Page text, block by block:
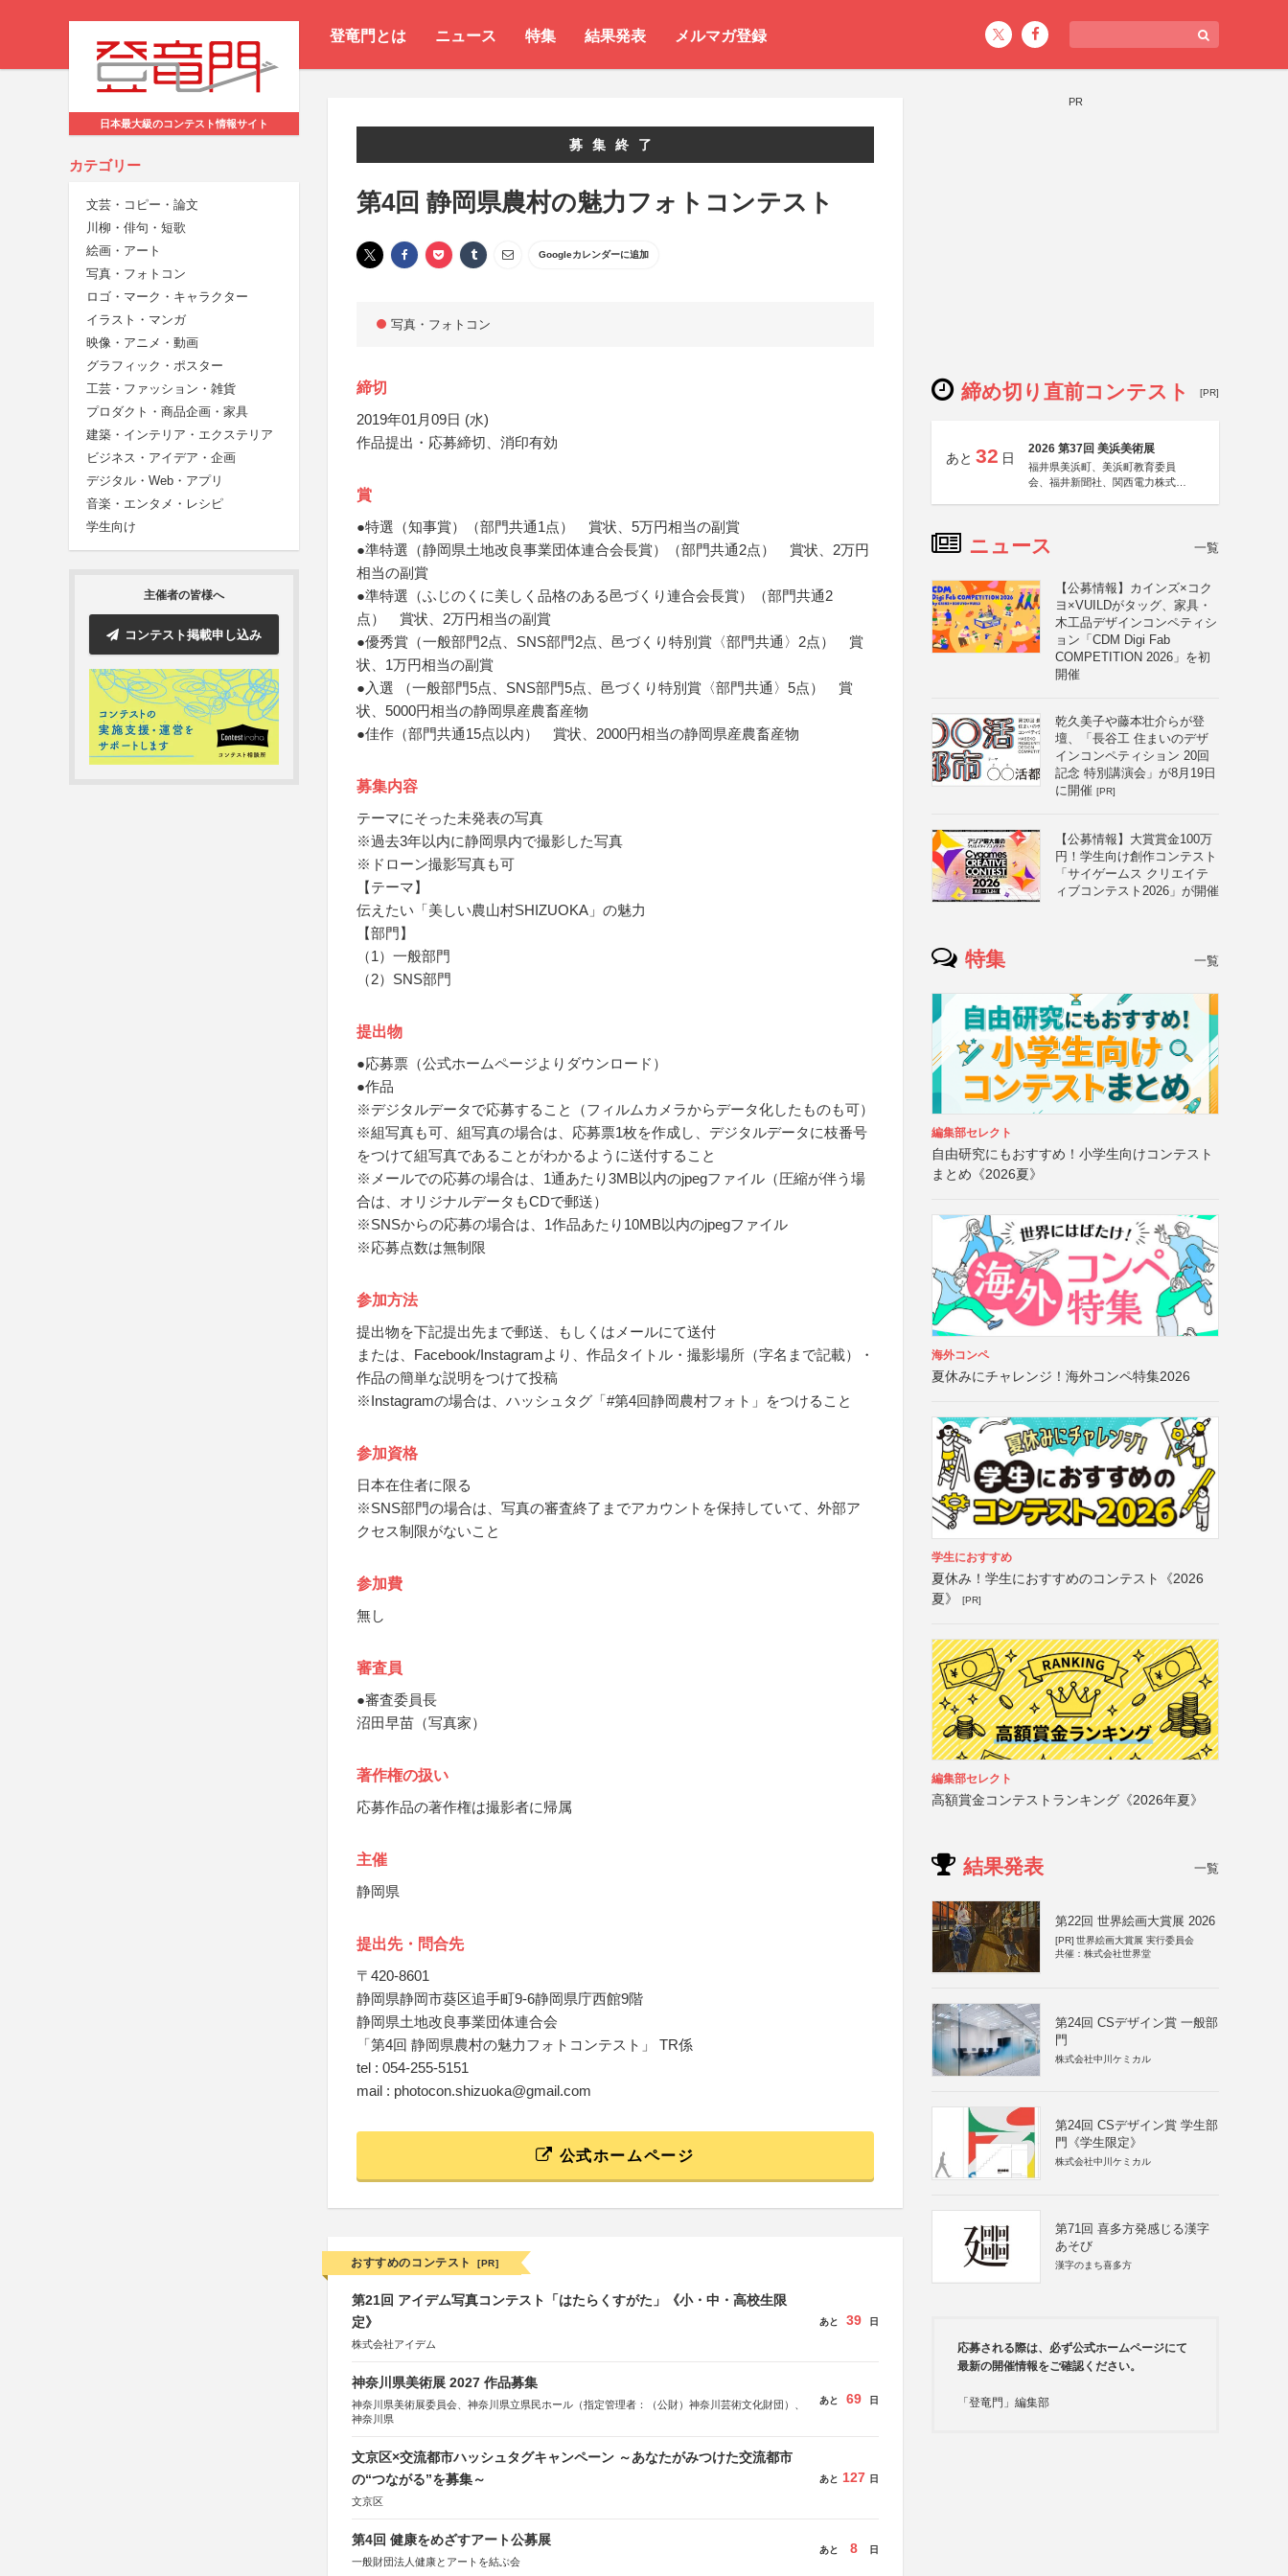
登竜門とは ニュース 特集 結果発表 メルマガ登録
日本最大級のコンテスト情報サイト
カテゴリー
文芸・コピー・論文
川柳・俳句・短歌
絵画・アート
写真・フォトコン
ロゴ・マーク・キャラクター
イラスト・マンガ
映像・アニメ・動画
グラフィック・ポスター
工芸・ファッション・雑貨
プロダクト・商品企画・家具
建築・インテリア・エクステリア
ビジネス・アイデア・企画
デジタル・Web・アプリ
音楽・エンタメ・レシピ
学生向け
主催者の皆様へ
コンテスト掲載申し込み
募集終了
第4回 静岡県農村の魅力フォトコンテスト
Googleカレンダーに追加
写真・フォトコン
締切
2019年01月09日 (水)
作品提出・応募締切、消印有効
賞
●特選（知事賞）（部門共通1点） 賞状、5万円相当の副賞
●準特選（静岡県土地改良事業団体連合会長賞）（部門共通2点） 賞状、2万円
相当の副賞
●準特選（ふじのくに美しく品格のある邑づくり連合会長賞）（部門共通2
点） 賞状、2万円相当の副賞
●優秀賞（一般部門2点、SNS部門2点、邑づくり特別賞〈部門共通〉2点） 賞
状、1万円相当の副賞
●入選 （一般部門5点、SNS部門5点、邑づくり特別賞〈部門共通〉5点） 賞
状、5000円相当の静岡県産農畜産物
●佳作（部門共通15点以内） 賞状、2000円相当の静岡県産農畜産物
募集内容
テーマにそった未発表の写真
※過去3年以内に静岡県内で撮影した写真
※ドローン撮影写真も可
【テーマ】
伝えたい「美しい農山村SHIZUOKA」の魅力
【部門】
（1）一般部門
（2）SNS部門
提出物
●応募票（公式ホームページよりダウンロード）
●作品
※デジタルデータで応募すること（フィルムカメラからデータ化したものも可）
※組写真も可、組写真の場合は、応募票1枚を作成し、デジタルデータに枝番号
をつけて組写真であることがわかるように送付すること
※メールでの応募の場合は、1通あたり3MB以内のjpegファイル（圧縮が伴う場
合は、オリジナルデータもCDで郵送）
※SNSからの応募の場合は、1作品あたり10MB以内のjpegファイル
※応募点数は無制限
参加方法
提出物を下記提出先まで郵送、もしくはメールにて送付
または、Facebook/Instagramより、作品タイトル・撮影場所（字名まで記載）・
作品の簡単な説明をつけて投稿
※Instagramの場合は、ハッシュタグ「#第4回静岡農村フォト」をつけること
参加資格
日本在住者に限る
※SNS部門の場合は、写真の審査終了までアカウントを保持していて、外部ア
クセス制限がないこと
参加費
無し
審査員
●審査委員長
沼田早苗（写真家）
著作権の扱い
応募作品の著作権は撮影者に帰属
主催
静岡県
提出先・問合先
〒420-8601
静岡県静岡市葵区追手町9-6静岡県庁西館9階
静岡県土地改良事業団体連合会
「第4回 静岡県農村の魅力フォトコンテスト」 TR係
tel : 054-255-5151
mail : photocon.shizuoka@gmail.com
公式ホームページ
おすすめのコンテスト [PR]
第21回 アイデム写真コンテスト「はたらくすがた」《小・中・高校生限
定》
株式会社アイデム
あと 39 日
神奈川県美術展 2027 作品募集
神奈川県美術展委員会、神奈川県立県民ホール（指定管理者：（公財）神奈川芸術文化財団）、
神奈川県
あと 69 日
文京区×交流都市ハッシュタグキャンペーン ～あなたがみつけた交流都市
の“つながる”を募集～
文京区
あと 127 日
第4回 健康をめざすアート公募展
一般財団法人健康とアートを結ぶ会
あと 8 日
PR
締め切り直前コンテスト [PR]
あと 32 日
2026 第37回 美浜美術展
福井県美浜町、美浜町教育委員
会、福井新聞社、関西電力株式会
ニュース 一覧
【公募情報】カインズ×コク
ヨ×VUILDがタッグ、家具・
木工品デザインコンペティシ
ョン「CDM Digi Fab
COMPETITION 2026」を初
開催
乾久美子や藤本壮介らが登
壇、「長谷工 住まいのデザ
インコンペティション 20回
記念 特別講演会」が8月19日
に開催 [PR]
【公募情報】大賞賞金100万
円！学生向け創作コンテスト
「サイゲームス クリエイテ
ィブコンテスト2026」が開催
特集 一覧
編集部セレクト
自由研究にもおすすめ！小学生向けコンテスト
まとめ《2026夏》
海外コンペ
夏休みにチャレンジ！海外コンペ特集2026
学生におすすめ
夏休み！学生におすすめのコンテスト《2026
夏》
[PR]
編集部セレクト
高額賞金コンテストランキング《2026年夏》
結果発表 一覧
第22回 世界絵画大賞展 2026
[PR] 世界絵画大賞展 実行委員会
共催：株式会社世界堂
第24回 CSデザイン賞 一般部
門
株式会社中川ケミカル
第24回 CSデザイン賞 学生部
門《学生限定》
株式会社中川ケミカル
第71回 喜多方発感じる漢字
あそび
漢字のまち喜多方
応募される際は、必ず公式ホームページにて
最新の開催情報をご確認ください。
「登竜門」編集部